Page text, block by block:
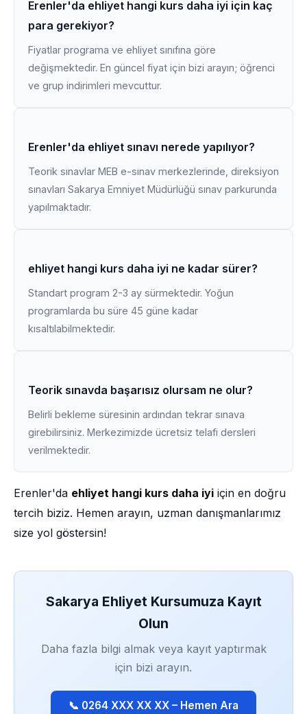
Erenler'da ehliyet hangi kurs daha iyi için kaç
para gerekiyor?
Fiyatlar programa ve ehliyet sınıfına göre
değişmektedir. En güncel fiyat için bizi arayın; öğrenci
ve grup indirimleri mevcuttur.
Erenler'da ehliyet sınavı nerede yapılıyor?
Teorik sınavlar MEB e-sınav merkezlerinde, direksiyon
sınavları Sakarya Emniyet Müdürlüğü sınav parkurunda
yapılmaktadır.
ehliyet hangi kurs daha iyi ne kadar sürer?
Standart program 2-3 ay sürmektedir. Yoğun
programlarda bu süre 45 güne kadar
kısaltılabilmektedir.
Teorik sınavda başarısız olursam ne olur?
Belirli bekleme süresinin ardından tekrar sınava
girebilirsiniz. Merkezimizde ücretsiz telafi dersleri
verilmektedir.
Erenler'da ehliyet hangi kurs daha iyi için en doğru
tercih biziz. Hemen arayın, uzman danışmanlarımız
size yol göstersin!
Sakarya Ehliyet Kursumuza Kayıt
Olun
Daha fazla bilgi almak veya kayıt yaptırmak
için bizi arayın.
📞 0264 XXX XX XX – Hemen Ara